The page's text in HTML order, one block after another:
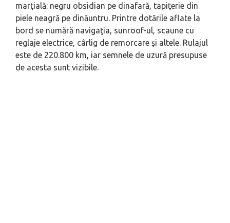
marţială: negru obsidian pe dinafară, tapiţerie din
piele neagră pe dinăuntru. Printre dotările aflate la
bord se numără navigaţia, sunroof-ul, scaune cu
reglaje electrice, cârlig de remorcare şi altele. Rulajul
este de 220.800 km, iar semnele de uzură presupuse
de acesta sunt vizibile.